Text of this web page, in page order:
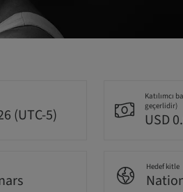
(UTC-5)
Katılımcı
geçerlidir)
USD
Hedef kitle